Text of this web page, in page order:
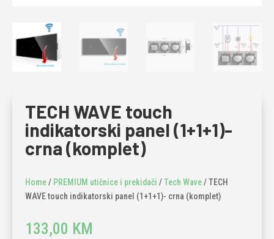
TECH WAVE touch
indikatorski panel (1+1+1)-
crna (komplet)
Home/ PREMIUM utičnice i prekidači /Tech Wave/ TECH
WAVE touch indikatorski panel (1+1+1)- crna (komplet)
133,00 KM